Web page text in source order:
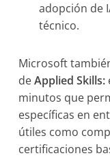
adopción de
técnico.
Microsoft
deApplied Skills:
minutos que
específicas en
útiles como
certificaciones